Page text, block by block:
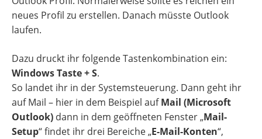
neues Profil zu erstellen. Danach müsste Outlook
laufen.
Dazu druckt ihr folgende Tastenkombination ein:
Windows Taste + S.
So landet ihr in der Systemsteuerung. Dann geht ihr
auf Mail – hier in dem Beispiel aufMail (Microsoft
Outlook) dann in dem geöffneten Fenster „Mail-
Setup“ findet ihr drei Bereiche „E-Mail-Konten“,